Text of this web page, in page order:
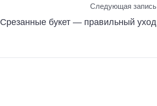
Следующая запись
Срезанные букет — правильный уход